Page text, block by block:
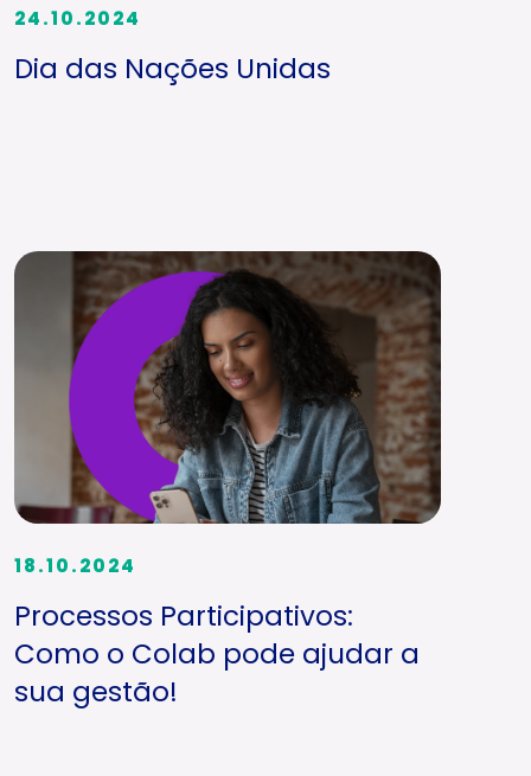
24.10.2024
Dia das Nações Unidas
18.10.2024
Processos Participativos:
Como o Colab pode ajudar a
sua gestão!